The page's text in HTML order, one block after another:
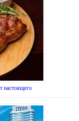
настоящего